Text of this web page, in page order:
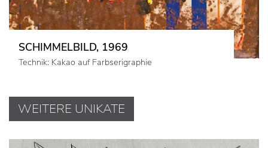
SCHIMMELBILD, 1969
Technik: Kakao auf Farbserigraphie
WEITERE UNIKATE